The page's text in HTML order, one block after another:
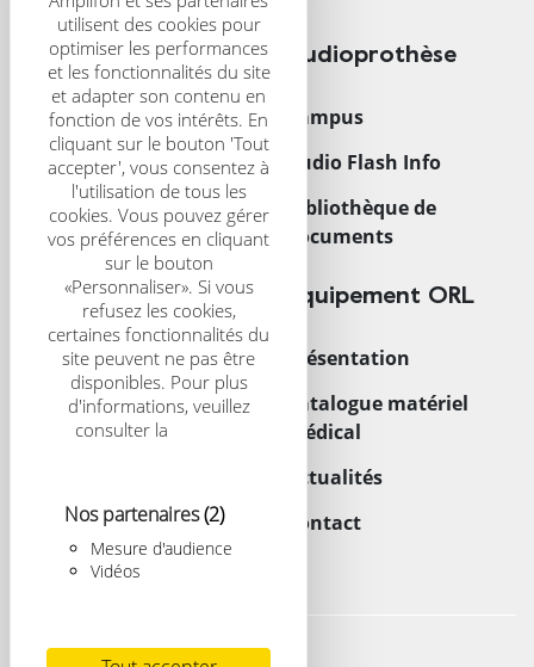
utilisent des cookies pour
optimiser les performances
et les fonctionnalités du site
et adapter son contenu en
fonction de vos intérêts. En
cliquant sur le bouton 'Tout
accepter', vous consentez à
l'utilisation de tous les
cookies. Vous pouvez gérer
vos préférences en cliquant
sur le bouton
«Personnaliser». Si vous
refusez les cookies,
certaines fonctionnalités du
site peuvent ne pas être
disponibles. Pour plus
d'informations, veuillez
consulter la
Nos partenaires(2)
Mesure d'audience
Vidéos
CRS
Présentation
CRS Scientific Journal
Congrès
Audioprothèse
Campus
Audio Flash Info
Bibliothèque de
documents
Trouver un centre
Acouphènes
Enfant
Équipement ORL
Présentation
Catalogue matériel
médical
Actualités
Contact